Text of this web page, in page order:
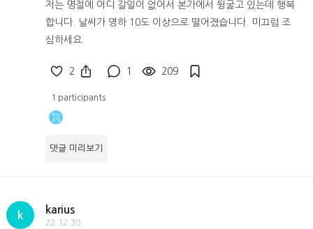
저는 명절에 어디 갈일이 없어서 본가에서 뒹굴고 있는데 행복
합니다. 날씨가 영하 10도 이상으로 떨어졌습니다. 미끄럼 조
심하세요.
2 1 209
1 participants
댓글 미리보기
k
karius
22.12.30